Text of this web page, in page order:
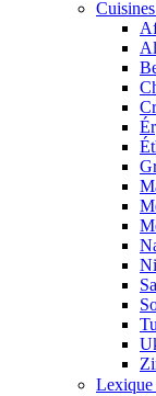
Lexique